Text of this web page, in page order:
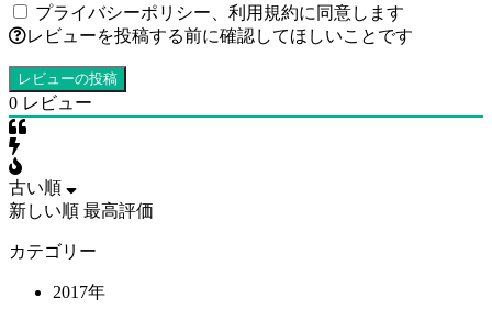
プライバシーポリシー
利用規約に同意します
レビューを投稿する前に確認してほしいことです
0 レビュー
古い順
新しい順 最高評価
カテゴリー
2017年